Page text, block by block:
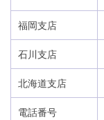
福岡支店
石川支店
北海道支店
電話番号